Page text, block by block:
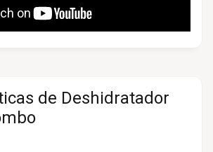
de Deshidratador